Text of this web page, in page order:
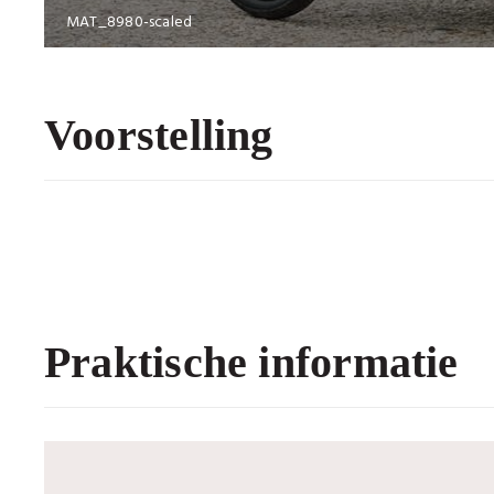
MAT_8980-scaled
Voorstelling
Praktische informatie